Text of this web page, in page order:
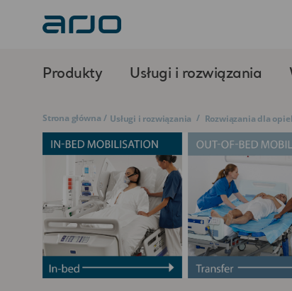
Produkty Usługi i rozwiązania
Strona główna / Usługi i rozwiązania / Rozwiązania dla